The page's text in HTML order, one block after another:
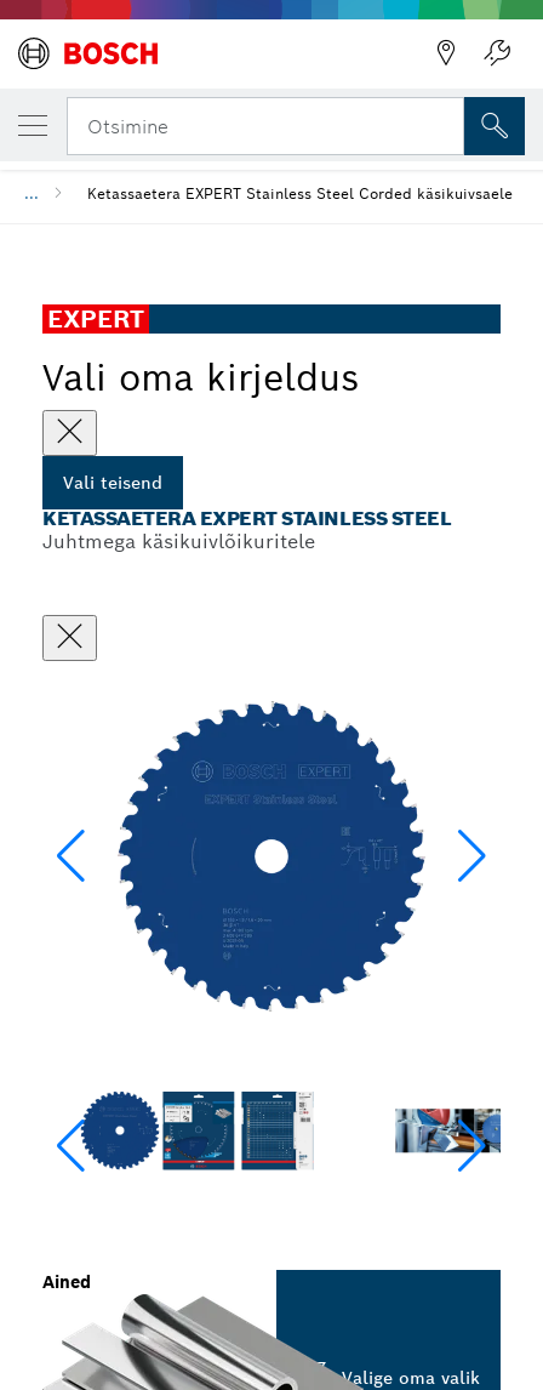
Otsimine
... Ketassaetera EXPERT Stainless Steel Corded käsikuivsaele
EXPERT
Vali oma kirjeldus
Vali teisend
KETASSAETERA EXPERT STAINLESS STEEL
Juhtmega käsikuivlõikuritele
Ained
Valige oma valik
SINU VALITUD TEISEND
Ketassaetera EXPERT Stainless Steel